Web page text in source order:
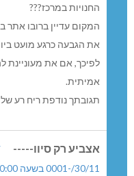
החנויות במרכז???
המקום עדיין ברובו
את הגבעה כרגע מועט
לפיכך, אם את מעוניינת
אמיתית.
תגובתך נודפת ריח רע
אצביע רק סיוו-----
30/11/-0001 בשעה 00:00